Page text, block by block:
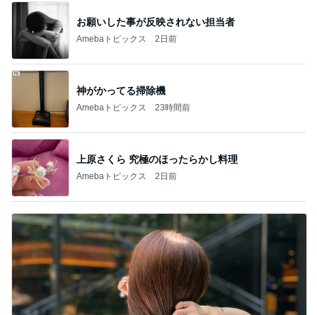
神がかってる掃除機
Amebaトピックス 23時間前
上原さくら 究極のほったらかし料理
Amebaトピックス 2日前
感動した着心地のノーアイロンワンピ